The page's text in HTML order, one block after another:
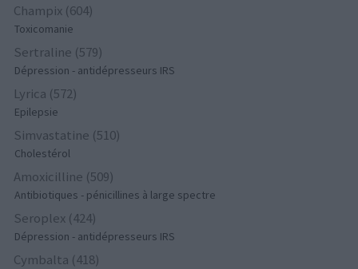
Champix (604)
Toxicomanie
Sertraline (579)
Dépression - antidépresseurs IRS
Lyrica (572)
Epilepsie
Simvastatine (510)
Cholestérol
Amoxicilline (509)
Antibiotiques - pénicillines à large spectre
Seroplex (424)
Dépression - antidépresseurs IRS
Cymbalta (418)